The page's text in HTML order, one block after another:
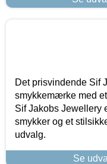
Det prisvindende Sif
smykkemærke med
Sif Jakobs Jewellery
smykker og et
udvalg.
Se